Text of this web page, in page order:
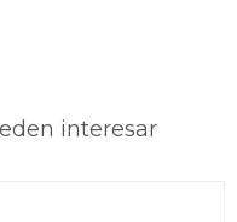
interesar